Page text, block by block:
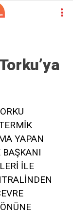
YAPAN
BAŞKANI
İLE